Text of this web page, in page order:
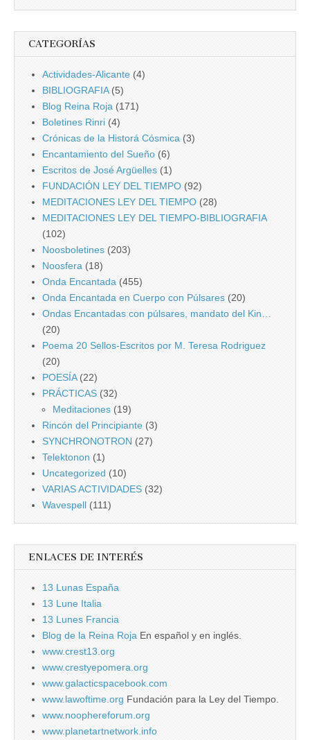
CATEGORÍAS
Actividades-Alicante (4)
BIBLIOGRAFIA(5)
Blog Reina Roja (171)
Boletines Rinri (4)
Crónicas de la Historá Cósmica (3)
Encantamiento del Sueño (6)
Escritos de José Argüelles (1)
FUNDACIÓN LEY DEL TIEMPO (92)
MEDITACIONES LEY DEL TIEMPO (28)
MEDITACIONES LEY DEL TIEMPO-BIBLIOGRAFIA
(102)
Noosboletines (203)
Noosfera (18)
Onda Encantada (455)
Onda Encantada en Cuerpo con Púlsares (20)
Ondas Encantadas con púlsares, mandato del Kin…
(20)
Poema 20 Sellos-Escritos por M. Teresa Rodriguez
(20)
POESÍA(22)
PRÁCTICAS (32)
Meditaciones (19)
Rincón del Principiante (3)
SYNCHRONOTRON (27)
Telektonon (1)
Uncategorized (10)
VARIAS ACTIVIDADES (32)
Wavespell (111)
ENLACES DE INTERÉS
13 Lunas España
13 Lune Italia
13 Lunes Francia
Blog de la Reina Roja En español y en inglés.
www.crest13.org
www.crestyepomera.org
www.galacticspacebook.com
www.lawoftime.org Fundación para la Ley del Tiempo.
www.noophereforum.org
www.planetartnetwork.info